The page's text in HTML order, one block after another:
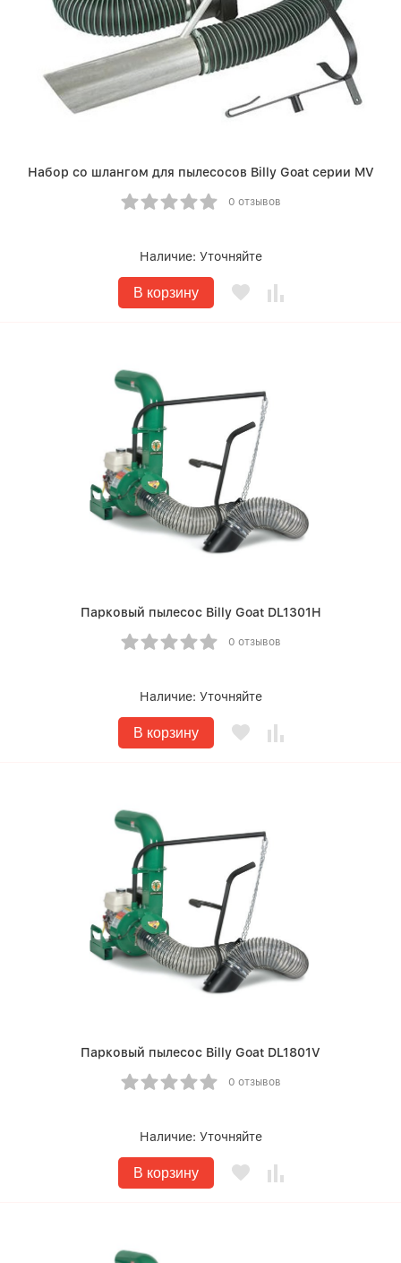
Набор со шлангом для пылесосов Billy Goat серии MV
0 отзывов
Наличие: Уточняйте
В корзину
Парковый пылесос Billy Goat DL1301H
0 отзывов
Наличие: Уточняйте
В корзину
Парковый пылесос Billy Goat DL1801V
0 отзывов
Наличие: Уточняйте
В корзину